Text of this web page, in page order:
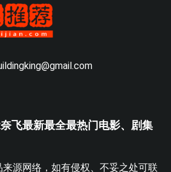
飞最新最全最热门电影、剧集
源网络，如有侵权、不妥之处可联